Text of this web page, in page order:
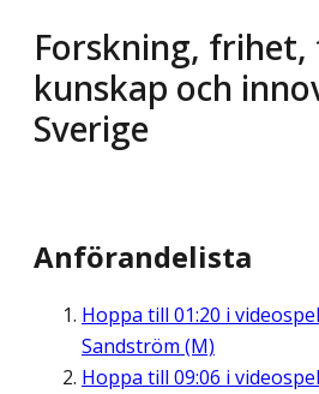
Forskning,
kunskap och
Sverige
Anförandelista
Hoppa till 01:20 i
Sandström (M)
Hoppa till 09:06 i